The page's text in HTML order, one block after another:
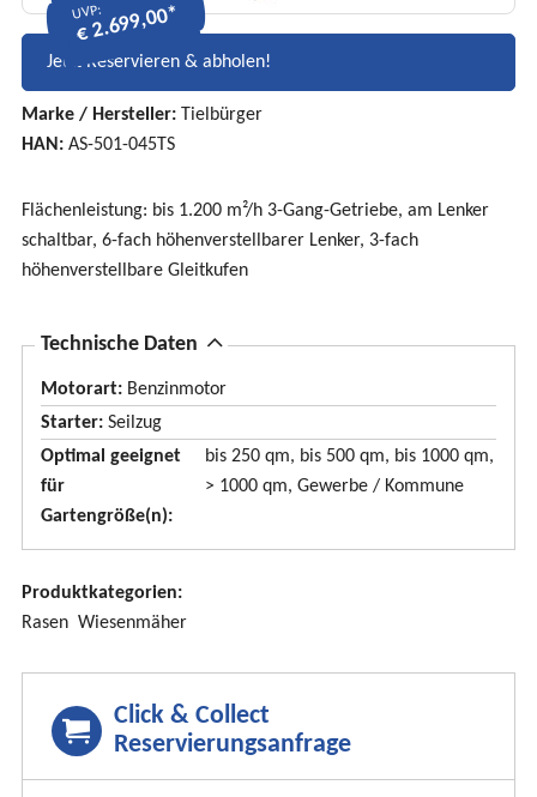
UVP:
€ 2.699,00*
Jetzt Reservieren & abholen!
Marke / Hersteller: Tielbürger
HAN: AS-501-045TS
Flächenleistung: bis 1.200 m²/h 3-Gang-Getriebe, am Lenker
schaltbar, 6-fach höhenverstellbarer Lenker, 3-fach
höhenverstellbare Gleitkufen
A
u
s
b
l
e
n
e
Technische Daten
Motorart: Benzinmotor
Starter: Seilzug
Optimal geeignet
für
Gartengröße(n):
bis 250 qm, bis 500 qm, bis 1000 qm,
> 1000 qm, Gewerbe / Kommune
Produktkategorien:
Rasen Wiesenmäher
Click & Collect
Reservierungsanfrage